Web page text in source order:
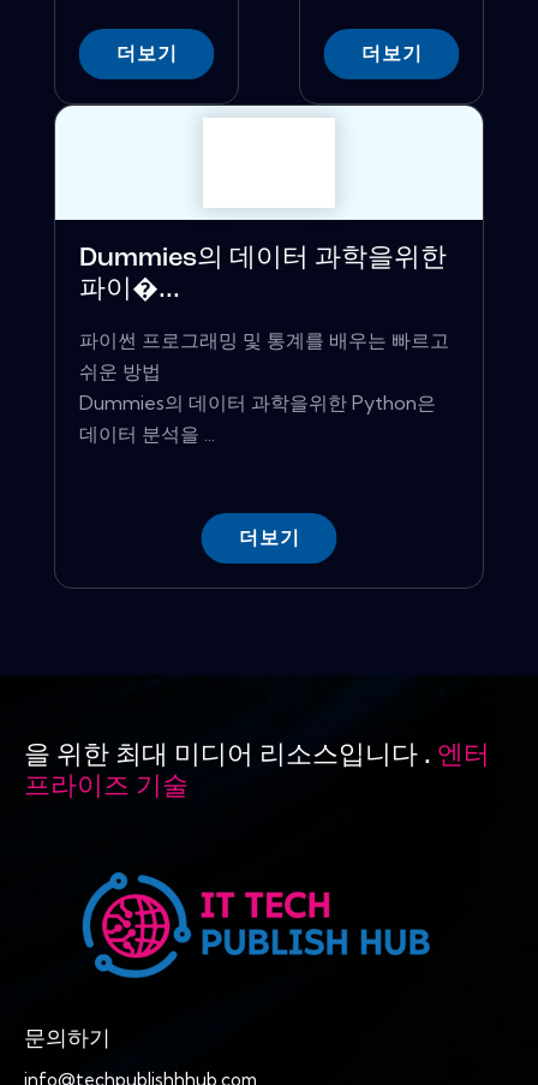
더보기 더보기
Dummies의 데이터 과학을위한
파이�...
파이썬 프로그래밍 및 통계를 배우는 빠르고
쉬운 방법
Dummies의 데이터 과학을위한 Python은
데이터 분석을 ...
더보기
을 위한 최대 미디어 리소스입니다 . 엔터
프라이즈 기술
문의하기
info@techpublishhhub.com